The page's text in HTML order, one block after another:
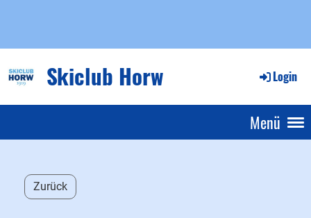
Skiclub Horw Login
Menü
Zurück